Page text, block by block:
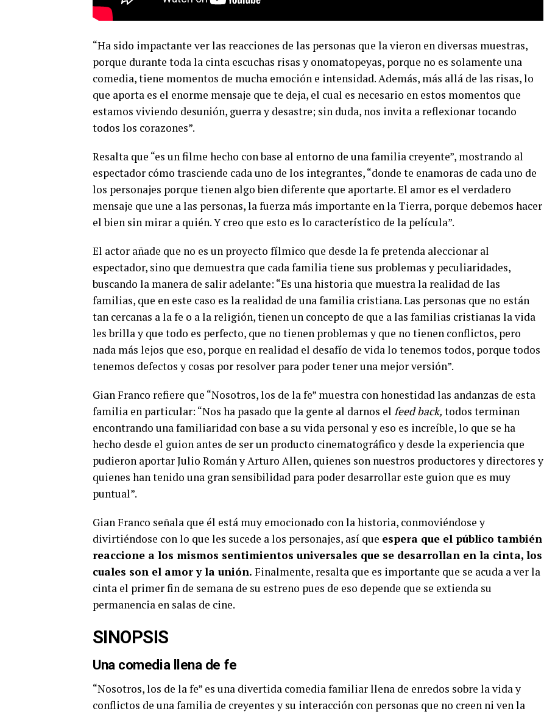
“Ha sido impactante ver las reacciones de las personas que la vieron en diversas muestras,
porque durante toda la cinta escuchas risas y onomatopeyas, porque no es solamente una
comedia, tiene momentos de mucha emoción e intensidad. Además, más allá de las risas, lo
que aporta es el enorme mensaje que te deja, el cual es necesario en estos momentos que
estamos viviendo desunión, guerra y desastre; sin duda, nos invita a reflexionar tocando
todos los corazones”.
Resalta que “es un filme hecho con base al entorno de una familia creyente”, mostrando al
espectador cómo trasciende cada uno de los integrantes, “donde te enamoras de cada uno de
los personajes porque tienen algo bien diferente que aportarte. El amor es el verdadero
mensaje que une a las personas, la fuerza más importante en la Tierra, porque debemos hacer
el bien sin mirar a quién. Y creo que esto es lo característico de la película”.
El actor añade que no es un proyecto fílmico que desde la fe pretenda aleccionar al
espectador, sino que demuestra que cada familia tiene sus problemas y peculiaridades,
buscando la manera de salir adelante: “Es una historia que muestra la realidad de las
familias, que en este caso es la realidad de una familia cristiana. Las personas que no están
tan cercanas a la fe o a la religión, tienen un concepto de que a las familias cristianas la vida
les brilla y que todo es perfecto, que no tienen problemas y que no tienen conflictos, pero
nada más lejos que eso, porque en realidad el desafío de vida lo tenemos todos, porque todos
tenemos defectos y cosas por resolver para poder tener una mejor versión”.
Gian Franco refiere que “Nosotros, los de la fe” muestra con honestidad las andanzas de esta
familia en particular: “Nos ha pasado que la gente al darnos el feed back, todos terminan
encontrando una familiaridad con base a su vida personal y eso es increíble, lo que se ha
hecho desde el guion antes de ser un producto cinematográfico y desde la experiencia que
pudieron aportar Julio Román y Arturo Allen, quienes son nuestros productores y directores y
quienes han tenido una gran sensibilidad para poder desarrollar este guion que es muy
puntual”.
Gian Franco señala que él está muy emocionado con la historia, conmoviéndose y
divirtiéndose con lo que les sucede a los personajes, así que espera que el público también
reaccione a los mismos sentimientos universales que se desarrollan en la cinta, los
cuales son el amor y la unión. Finalmente, resalta que es importante que se acuda a ver la
cinta el primer fin de semana de su estreno pues de eso depende que se extienda su
permanencia en salas de cine.
SINOPSIS
Una comedia llena de fe
“Nosotros, los de la fe” es una divertida comedia familiar llena de enredos sobre la vida y
conflictos de una familia de creyentes y su interacción con personas que no creen ni ven la